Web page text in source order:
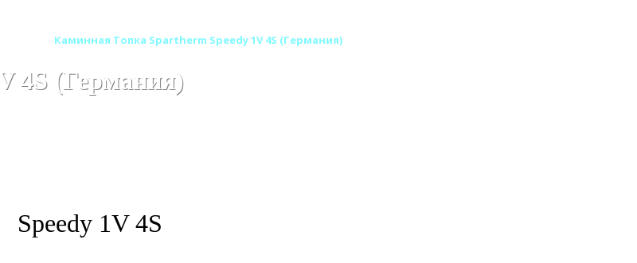
Каминная Топка Spartherm Speedy 1V 4S (Германия)
4S (Германия)
Speedy 1V 4S